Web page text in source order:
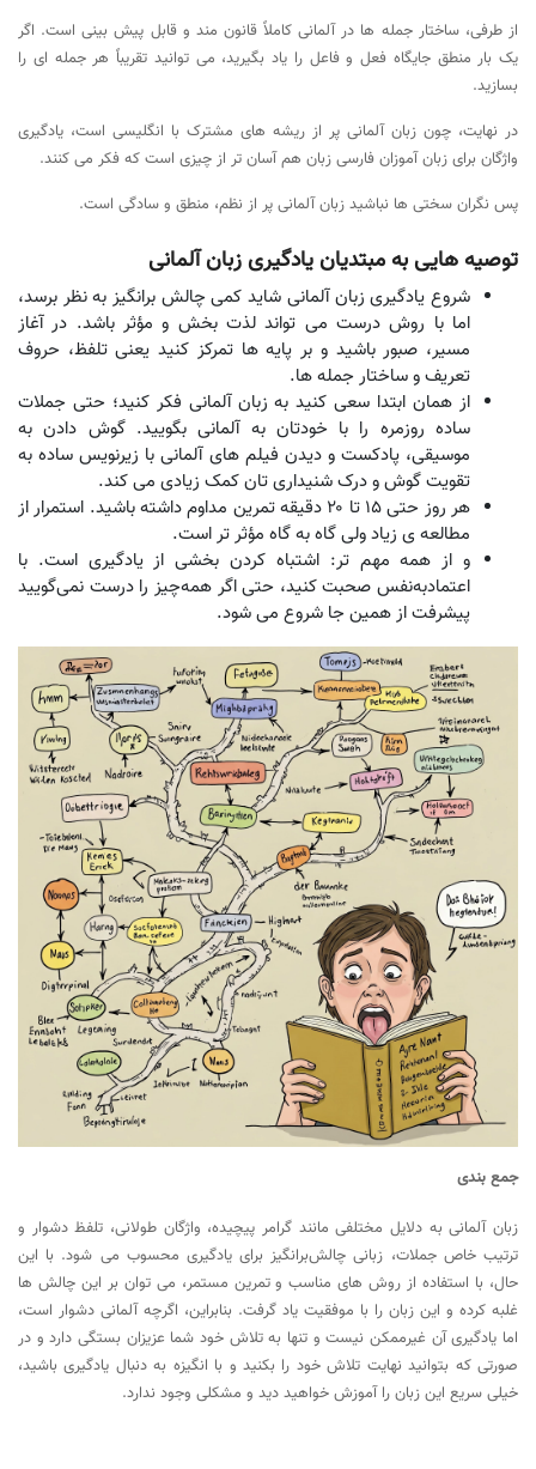
از طرفی، ساختار جمله ها در آلمانی کاملاً قانون مند و قابل پیش بینی است. اگر
یک بار منطق جایگاه فعل و فاعل را یاد بگیرید، می توانید تقریباً هر جمله ای را
بسازید.
در نهایت، چون زبان آلمانی پر از ریشه های مشترک با انگلیسی است، یادگیری
واژگان برای زبان آموزان فارسی زبان هم آسان تر از چیزی است که فکر می کنند.
پس نگران سختی ها نباشید زبان آلمانی پر از نظم، منطق و سادگی است.
توصیه هایی به مبتدیان یادگیری زبان آلمانی
شروع یادگیری زبان آلمانی شاید کمی چالش برانگیز به نظر برسد،
اما با روش درست می تواند لذت بخش و مؤثر باشد. در آغاز
مسیر، صبور باشید و بر پایه ها تمرکز کنید یعنی تلفظ، حروف
تعریف و ساختار جمله ها.
از همان ابتدا سعی کنید به زبان آلمانی فکر کنید؛ حتی جملات
ساده روزمره را با خودتان به آلمانی بگویید. گوش دادن به
موسیقی، پادکست و دیدن فیلم های آلمانی با زیرنویس ساده به
تقویت گوش و درک شنیداری تان کمک زیادی می کند.
هر روز حتی ۱۵ تا ۲۰ دقیقه تمرین مداوم داشته باشید. استمرار از
مطالعه ی زیاد ولی گاه به گاه مؤثر تر است.
و از همه مهم تر: اشتباه کردن بخشی از یادگیری است. با
اعتمادبه‌نفس صحبت کنید، حتی اگر همه‌چیز را درست نمی‌گویید
پیشرفت از همین جا شروع می شود.
جمع بندی
زبان آلمانی به دلایل مختلفی مانند گرامر پیچیده، واژگان طولانی، تلفظ دشوار و
ترتیب خاص جملات، زبانی چالش‌برانگیز برای یادگیری محسوب می شود. با این
حال، با استفاده از روش های مناسب و تمرین مستمر، می توان بر این چالش ها
غلبه کرده و این زبان را با موفقیت یاد گرفت. بنابراین، اگرچه آلمانی دشوار است،
اما یادگیری آن غیرممکن نیست و تنها به تلاش خود شما عزیزان بستگی دارد و در
صورتی که بتوانید نهایت تلاش خود را بکنید و با انگیزه به دنبال یادگیری باشید،
خیلی سریع این زبان را آموزش خواهید دید و مشکلی وجود ندارد.